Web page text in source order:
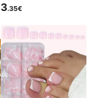
3.35€